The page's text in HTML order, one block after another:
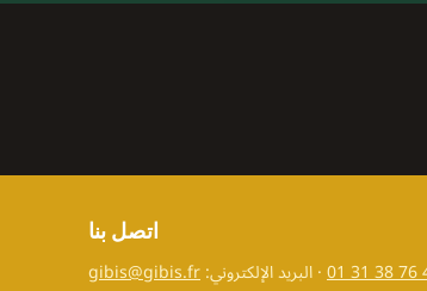
اتصل بنا
· البريد الإلكتروني:gibis@gibis.fr